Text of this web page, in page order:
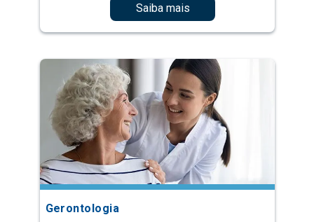
Saiba mais
Gerontologia